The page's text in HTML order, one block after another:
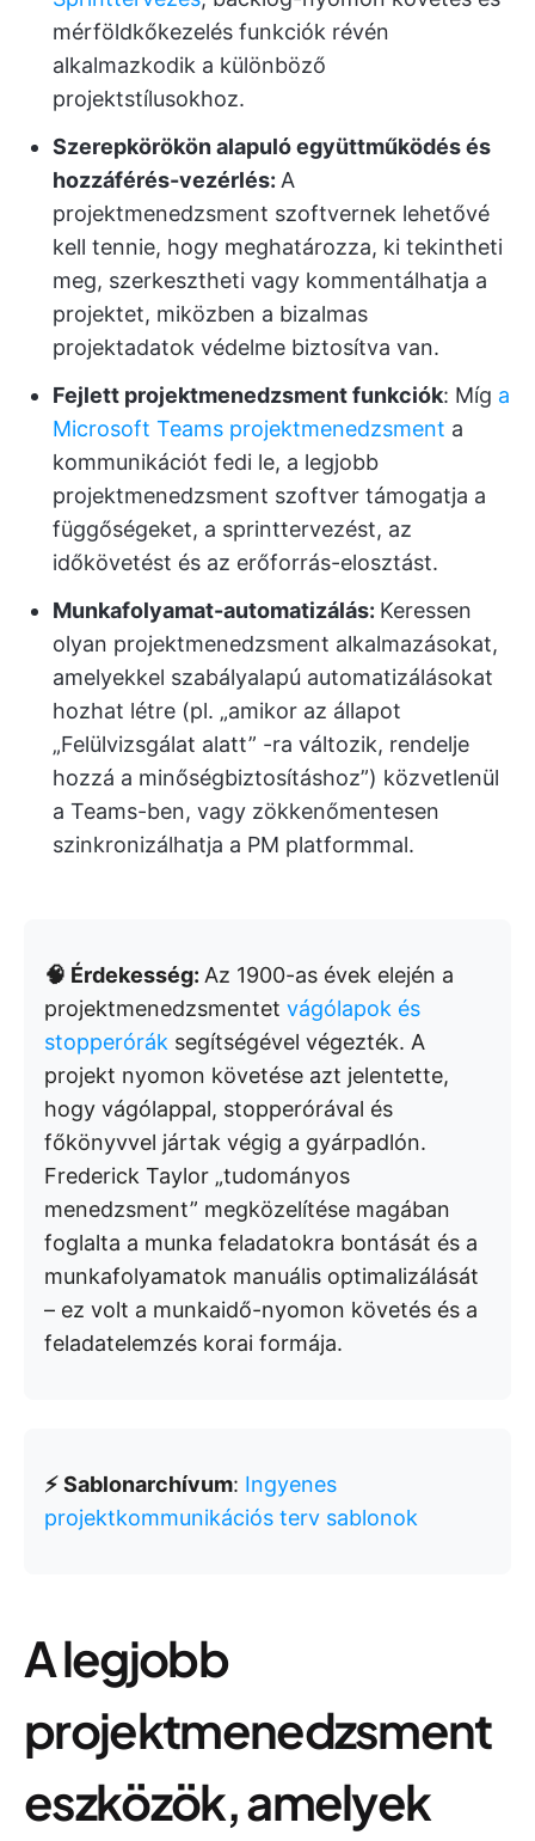
mérföldkőkezelés funkciók révén
alkalmazkodik a különböző
projektstílusokhoz.
Szerepkörökön alapuló együttműködés és
hozzáférés-vezérlés: A
projektmenedzsment szoftvernek lehetővé
kell tennie, hogy meghatározza, ki tekintheti
meg, szerkesztheti vagy kommentálhatja a
projektet, miközben a bizalmas
projektadatok védelme biztosítva van.
Fejlett projektmenedzsment funkciók: Míg a
Microsoft Teams projektmenedzsment a
kommunikációt fedi le, a legjobb
projektmenedzsment szoftver támogatja a
függőségeket, a sprinttervezést, az
időkövetést és az erőforrás-elosztást.
Munkafolyamat-automatizálás: Keressen
olyan projektmenedzsment alkalmazásokat,
amelyekkel szabályalapú automatizálásokat
hozhat létre (pl. „amikor az állapot
„Felülvizsgálat alatt” -ra változik, rendelje
hozzá a minőségbiztosításhoz”) közvetlenül
a Teams-ben, vagy zökkenőmentesen
szinkronizálhatja a PM platformmal.
🧠 Érdekesség: Az 1900-as évek elején a
projektmenedzsmentet vágólapok és
stopperórák segítségével végezték. A
projekt nyomon követése azt jelentette,
hogy vágólappal, stopperórával és
főkönyvvel jártak végig a gyárpadlón.
Frederick Taylor „tudományos
menedzsment” megközelítése magában
foglalta a munka feladatokra bontását és a
munkafolyamatok manuális optimalizálását
– ez volt a munkaidő-nyomon követés és a
feladatelemzés korai formája.
⚡ Sablonarchívum: Ingyenes
projektkommunikációs terv sablonok
A legjobb
projektmenedzsment
eszközök, amelyek